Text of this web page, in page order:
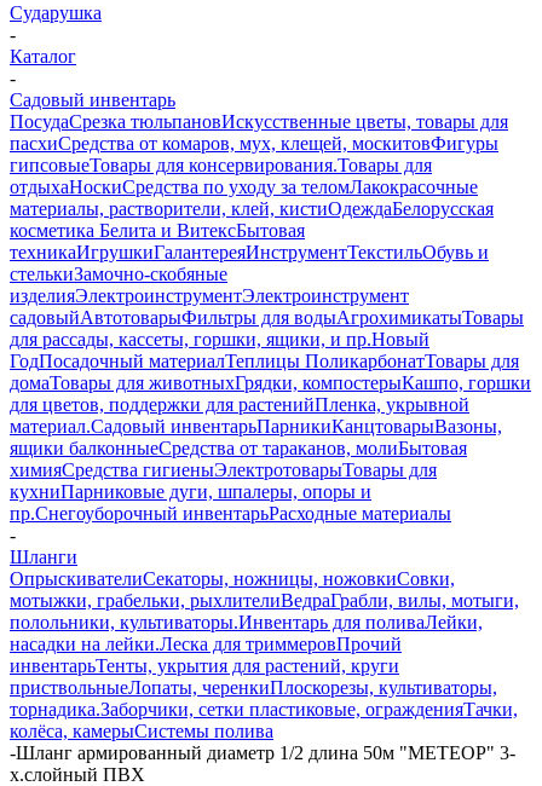
Сударушка
-
Каталог
-
Садовый инвентарь
ПосудаСрезка тюльпановИскусственные цветы, товары для
пасхиСредства от комаров, мух, клещей, москитовФигуры
гипсовыеТовары для консервирования.Товары для
отдыхаНоскиСредства по уходу за теломЛакокрасочные
материалы, растворители, клей, кистиОдеждаБелорусская
косметика Белита и ВитексБытовая
техникаИгрушкиГалантереяИнструментТекстильОбувь и
стелькиЗамочно-скобяные
изделияЭлектроинструментЭлектроинструмент
садовыйАвтотоварыФильтры для водыАгрохимикатыТовары
для рассады, кассеты, горшки, ящики, и пр.Новый
ГодПосадочный материалТеплицы ПоликарбонатТовары для
домаТовары для животныхГрядки, компостерыКашпо, горшки
для цветов, поддержки для растенийПленка, укрывной
материал.Садовый инвентарьПарникиКанцтоварыВазоны,
ящики балконныеСредства от тараканов, молиБытовая
химияСредства гигиеныЭлектротоварыТовары для
кухниПарниковые дуги, шпалеры, опоры и
пр.Снегоуборочный инвентарьРасходные материалы
-
Шланги
ОпрыскивателиСекаторы, ножницы, ножовкиСовки,
мотыжки, грабельки, рыхлителиВедраГрабли, вилы, мотыги,
полольники, культиваторы.Инвентарь для поливаЛейки,
насадки на лейки.Леска для триммеровПрочий
инвентарьТенты, укрытия для растений, круги
приствольныеЛопаты, черенкиПлоскорезы, культиваторы,
торнадика.Заборчики, сетки пластиковые, огражденияТачки,
колёса, камерыСистемы полива
-Шланг армированный диаметр 1/2 длина 50м "МЕТЕОР" 3-
х.слойный ПВХ